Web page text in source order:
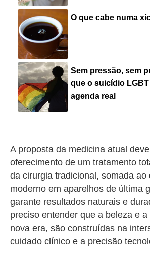
O que cabe numa
Sem pressão, sem
que o suicídio
agenda real
A proposta da medicina atual
oferecimento de um tratamento
da cirurgia tradicional, somada ao
moderno em aparelhos de última
garante resultados naturais e
preciso entender que a beleza e
nova era, são construídas na
cuidado clínico e a precisão